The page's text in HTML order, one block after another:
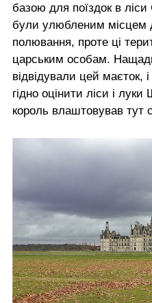
базою для поїздок в
були улюбленим місцем
полювання, проте ці
царським особам.
відвідували цей маєток,
гідно оцінити ліси і
король влаштовував тут